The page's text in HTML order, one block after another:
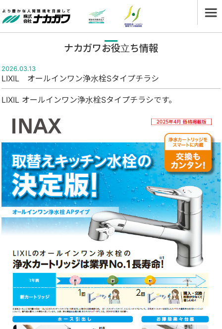
ナカガワお役立ち情報
2026.03.13
LIXIL オールインワン浄水栓Sタイプチラシ
LIXIL オールインワン浄水栓Sタイプチラシです。